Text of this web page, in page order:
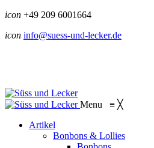
icon +49 209 6001664
icon info@suess-und-lecker.de
Menu ≡ ╳
Artikel
Bonbons & Lollies